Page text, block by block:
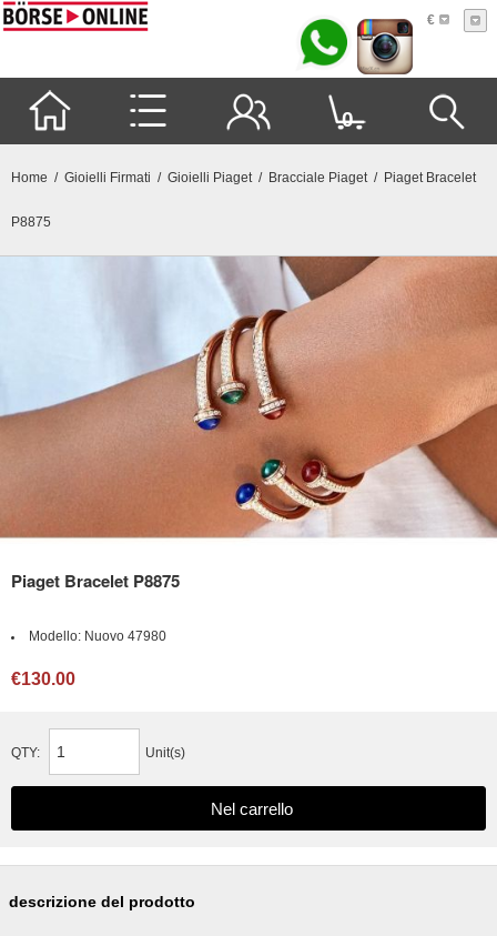
€
0
Home / Gioielli Firmati / Gioielli Piaget/ Bracciale Piaget/ Piaget Bracelet
P8875
Piaget Bracelet P8875
Modello: Nuovo 47980
€130.00
QTY: Unit(s)
descrizione del prodotto